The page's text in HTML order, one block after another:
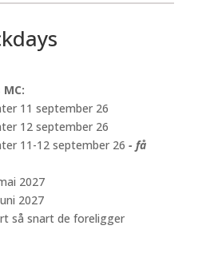
11 september 26
12 september 26
11-12 september 26 - få
2027
2027
så snart de foreligger